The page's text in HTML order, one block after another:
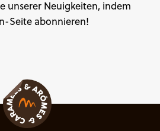
unserer Neuigkeiten, indem
Seite abonnieren!